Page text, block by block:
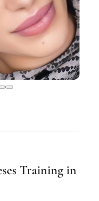
Training in